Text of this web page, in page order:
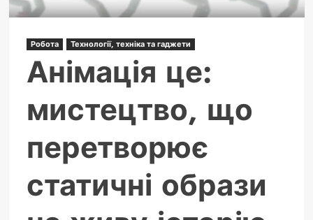
Робота Технології, техніка та гаджети
Анімація це:
мистецтво, що
перетворює
статичні образи